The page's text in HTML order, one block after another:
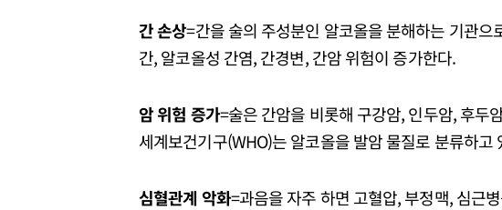
간 손상=간을 술의 주성분인 알코올을 분해하는 기관
간, 알코올성 간염, 간경변, 간암 위험이 증가한다.
암 위험 증가=술은 간암을 비롯해 구강암, 인두암, 후두
세계보건기구(WHO)는 알코올을 발암 물질로 분류하고
심혈관계 악화=과음을 자주 하면 고혈압, 부정맥, 심근